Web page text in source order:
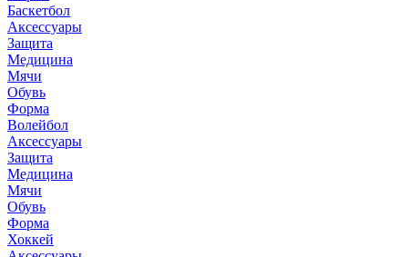
Баскетбол
Аксессуары
Защита
Медицина
Мячи
Обувь
Форма
Волейбол
Аксессуары
Защита
Медицина
Мячи
Обувь
Форма
Хоккей